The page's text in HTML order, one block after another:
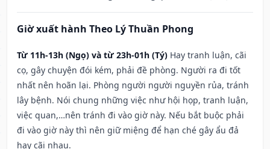
Giờ xuất hành Theo Lý Thuần Phong
Từ 11h-13h (Ngọ) và từ 23h-01h (Tý) Hay tranh luận, cãi
cọ, gây chuyện đói kém, phải đề phòng. Người ra đi tốt
nhất nên hoãn lại. Phòng người người nguyền rủa, tránh
lây bệnh. Nói chung những việc như hội họp, tranh luận,
việc quan,…nên tránh đi vào giờ này. Nếu bắt buộc phải
đi vào giờ này thì nên giữ miệng để hạn ché gây ẩu đả
hay cãi nhau.